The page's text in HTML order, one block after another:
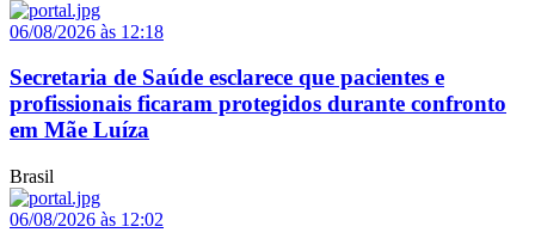
06/08/2026 às 12:18
Secretaria de Saúde esclarece que pacientes e
profissionais ficaram protegidos durante confronto
em Mãe Luíza
Brasil
06/08/2026 às 12:02